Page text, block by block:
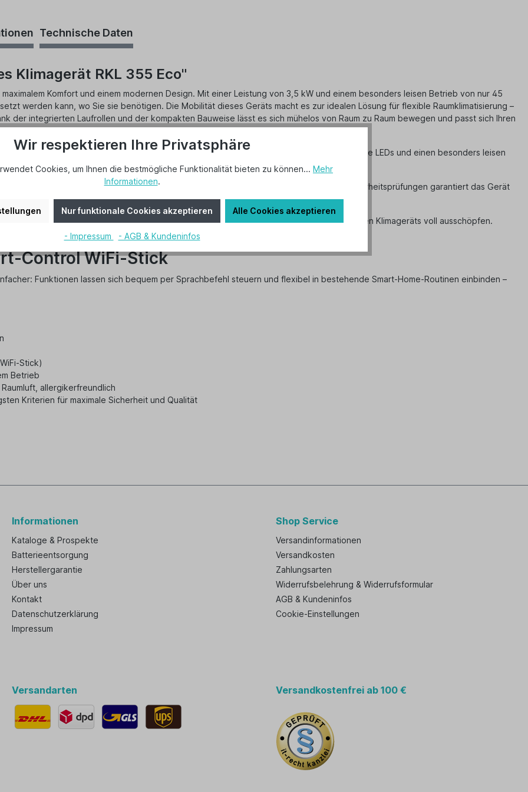
Technische Daten
Klimagerät RKL 355 Eco"
Komfort und einem modernen Design. Mit einer Leistung von 3,5 kW und einem besonders leisen Betrieb von nur 45
werden kann, wo Sie sie benötigen. Die Mobilität dieses Geräts macht es zur idealen Lösung für flexible Raumklimatisierung –
der integrierten Laufrollen und der kompakten Bauweise lässt es sich mühelos von Raum zu Raum bewegen und passt sich Ihren
das Gerät bequem von unterwegs steuern. Im Schlafmodus bietet es durch abgeschaltete LEDs und einen besonders leisen
sorgt für eine gleichmäßige Verteilung der kühlen Luft im gesamten Raum.
die die Luftqualität spürbar verbessert – ideal für Allergiker. Durch die strengen Sicherheitsprüfungen garantiert das Gerät
ein, während die flexible Einsetzbarkeit und einfache Bedienung die Vorteile eines mobilen Klimageräts voll ausschöpfen.
und flexible Lösungen zur Raumklimatisierung legen.
Control WiFi-Stick
Funktionen lassen sich bequem per Sprachbefehl steuern und flexibel in bestehende Smart-Home-Routinen einbinden –
Stick)
Betrieb
allergikerfreundlich
Kriterien für maximale Sicherheit und Qualität
Informationen
Kataloge & Prospekte
Batterieentsorgung
Herstellergarantie
Über uns
Kontakt
Datenschutzerklärung
Impressum
Shop Service
Versandinformationen
Versandkosten
Zahlungsarten
Widerrufsbelehrung & Widerrufsformular
AGB & Kundeninfos
Cookie-Einstellungen
Versandarten Versandkostenfrei ab 100 €
Wir respektieren Ihre Privatsphäre
Cookies, um Ihnen die bestmögliche Funktionalität bieten zu können... Mehr
Informationen.
Nur funktionale Cookies akzeptieren Alle Cookies akzeptieren
- Impressum - AGB & Kundeninfos